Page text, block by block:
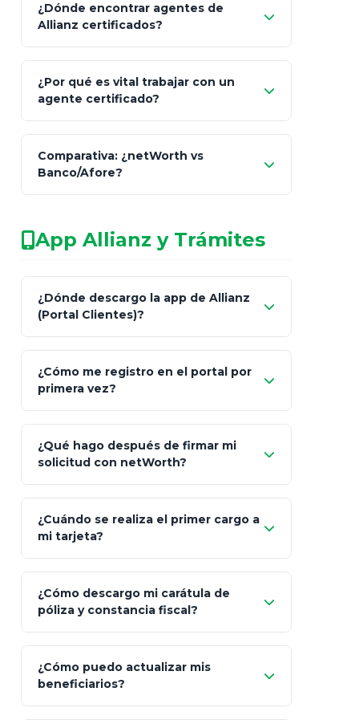
¿Dónde encontrar agentes de
Allianz certificados?
Seguros y Fianzas (CNSF)
netWorth
patrimonio con asesores informales en
redes sociales.
¿Por qué es vital trabajar con un
agente certificado?
consultor técnico
legalmente facultado
Comparativa: ¿netWorth vs
Banco/Afore?
Característica netWorth (Certificado)
Fiscalidad Estrategia Art. 151 / 93
App Allianz y Trámites
¿Dónde descargo la app de Allianz
(Portal Clientes)?
Client"
App Store (iOS) Google Play
¿Cómo me registro en el portal por
primera vez?
Bienvenida
"¿Aún no tienes cuenta?
Regístrate"
¿Qué hago después de firmar mi
solicitud con netWorth?
¿Cuándo se realiza el primer cargo a
mi tarjeta?
¿Cómo descargo mi carátula de
póliza y constancia fiscal?
"Mis Pólizas" > "Documentos"
¿Cómo puedo actualizar mis
beneficiarios?